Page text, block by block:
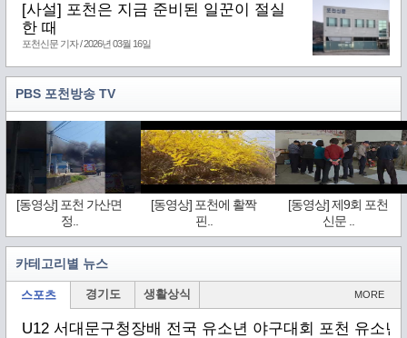
[사설] 포천은 지금 준비된 일꾼이 절실
한 때
포천신문 기자 / 2026년 03월 16일
PBS 포천방송 TV
[동영상] 포천 가산면
정..
[동영상] 포천에 활짝
핀..
[동영상] 제9회 포천
신문 ..
카테고리별 뉴스
스포츠 경기도 생활상식 MORE
U12 서대문구청장배 전국 유소년 야구대회 포천 유소